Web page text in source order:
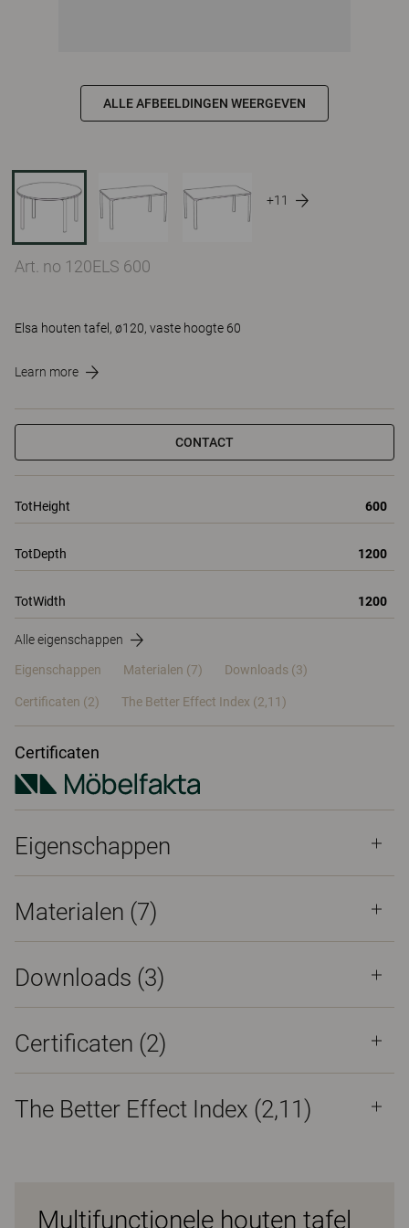
ALLE AFBEELDINGEN WEERGEVEN
+11
Art. no 120ELS 600
Elsa houten tafel, ø120, vaste hoogte 60
Learn more
CONTACT
TotHeight 600
TotDepth 1200
TotWidth 1200
Alle eigenschappen
Eigenschappen Materialen (7) Downloads (3)
Certificaten (2) The Better Effect Index (2,11)
Certificaten
Eigenschappen
Materialen (7)
Downloads (3)
Certificaten (2)
The Better Effect Index (2,11)
Multifunctionele houten tafel